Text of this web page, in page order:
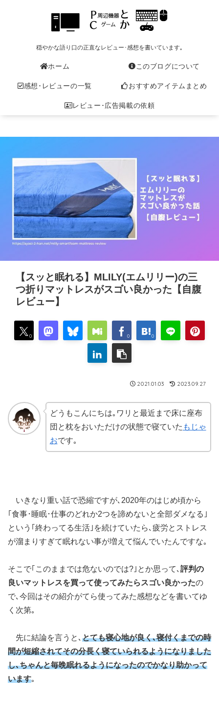
穏やかな語り口の正直なレビュー･感想を書いています｡
ホーム このブログについて
感想･レビューの一覧 おすすめアイテムまとめ
レビュー･広告掲載の依頼
【スッと眠れる】MLILY(エムリリー)の三
つ折りマットレスがスゴい良かった【自腹
レビュー】
0 0 0
2021.01.03 2023.09.27
どうもこんにちは｡ワリと最近まで床に座布
団と枕をおいただけの状態で寝ていた もじゃ
おです｡
いきなり重い話で恐縮ですが､2020年のはじめ頃から
｢食事･睡眠･仕事のどれか2つを諦めないと全部ダメなる｣
という｢終わってる生活｣を続けていたら､疲労とストレス
が溜まりすぎて眠れない事が増えて悩んでいたんですな｡
そこで｢このままでは危ないのでは?｣とか思って､ 評判の
良いマットレスを買って使ってみたらスゴい良かったの
で､今回はその紹介がてら使ってみた感想などを書いてゆ
く次第｡
先に結論を言うと､ とても寝心地が良く､寝付くまでの時
間が短縮されてその分長く寝ていられるようになりました
し､ちゃんと毎晩眠れるようになったのでかなり助かって
います｡